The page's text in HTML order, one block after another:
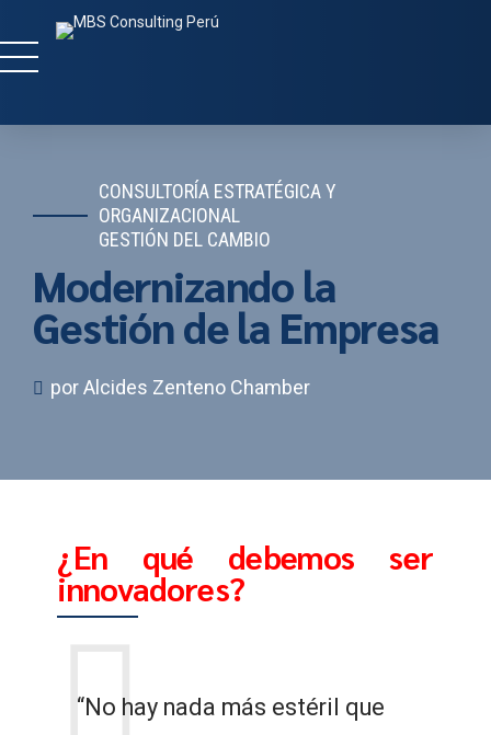
CONSULTORÍA ESTRATÉGICA Y
ORGANIZACIONAL
GESTIÓN DEL CAMBIO
Modernizando la
Gestión de la Empresa
por Alcides Zenteno Chamber
¿En qué debemos ser
innovadores?
“No hay nada más estéril que